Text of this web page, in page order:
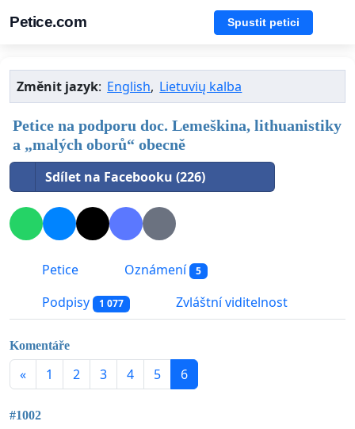
Petice.com Spustit petici
Změnit jazyk: English, Lietuvių kalba
Petice na podporu doc. Lemeškina, lithuanistiky
a „malých oborů“ obecně
Sdílet na Facebooku (226)
Petice Oznámení 5
Podpisy 1 077 Zvláštní viditelnost
Komentáře
« 1 2 3 4 5 6
#1002